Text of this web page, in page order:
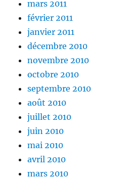
mars 2011
février 2011
janvier 2011
décembre 2010
novembre 2010
octobre 2010
septembre 2010
août 2010
juillet 2010
juin 2010
mai 2010
avril 2010
mars 2010